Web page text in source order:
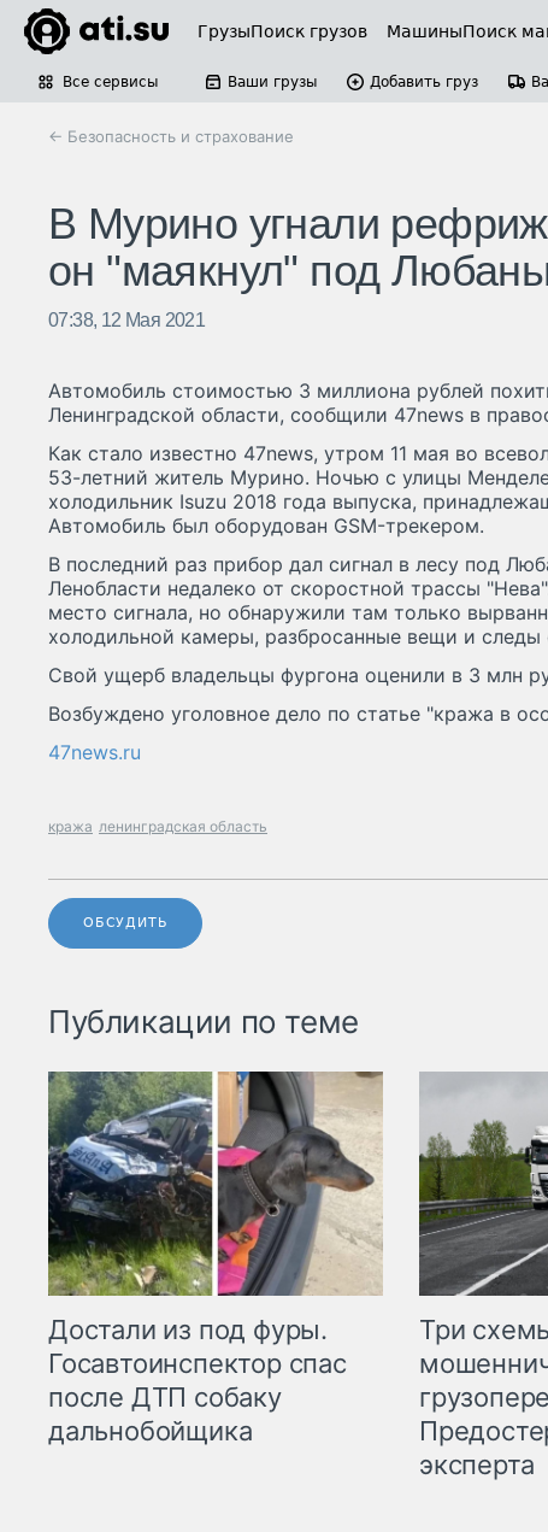
ГрузыПоиск грузов МашиныПоиск
Все сервисы Ваши грузы Добавить груз
← Безопасность и страхование
В Мурино угнали
он "маякнул" под
07:38, 12 Мая 2021
Автомобиль стоимостью 3 миллиона рублей
Ленинградской области, сообщили 47news в
Как стало известно 47news, утром 11 мая во
53-летний житель Мурино. Ночью с улицы
холодильник Isuzu 2018 года выпуска,
Автомобиль был оборудован GSM-трекером.
В последний раз прибор дал сигнал в лесу под
Ленобласти недалеко от скоростной трассы
место сигнала, но обнаружили там только
холодильной камеры, разбросанные вещи и следы
Свой ущерб владельцы фургона оценили в 3 млн
Возбуждено уголовное дело по статье "кража в
47news.ru
кража ленинградская область
ОБСУДИТЬ
Публикации по теме
Достали из под фуры.
Госавтоинспектор спас
после ДТП собаку
дальнобойщика
Три
эксперта